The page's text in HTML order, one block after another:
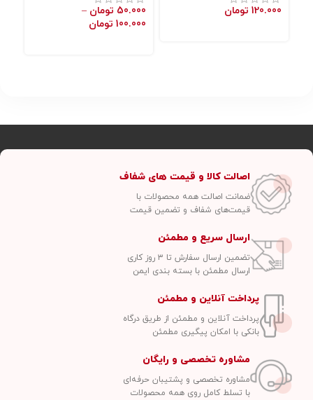
120.000 تومان
50.000 تومان –
100.000 تومان
اصالت کالا و قیمت های شفاف
ضمانت اصالت همه محصولات با
قیمت‌های شفاف و تضمین قیمت
ارسال سریع و مطمئن
تضمین ارسال سفارش تا ۳ روز کاری
ارسال مطمئن با بسته بندی ایمن
پرداخت آنلاین و مطمئن
پرداخت آنلاین و مطمئن از طریق درگاه
بانکی با امکان پیگیری مطمئن
مشاوره تخصصی و رایگان
مشاوره تخصصی و پشتیبان حرفه‌ای
با تسلط کامل روی همه محصولات